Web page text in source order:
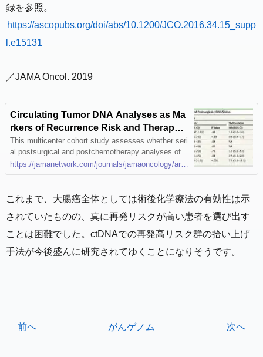
録を参照。
https://ascopubs.org/doi/abs/10.1200/JCO.2016.34.15_supp
l.e15131
／JAMA Oncol. 2019
Circulating Tumor DNA Analyses as Ma
rkers of Recurrence Risk and Therapy
Benefit in Colon Cancer
This multicenter cohort study assesses whether seri
al postsurgical and postchemotherapy analyses of c
irculating tumor DNA levels could provide a real-time
indication of adjuvant therapy efficacy in patients wit
https://jamanetwork.com/journals/jamaoncology/article-abstract/2752788
これまで、大腸癌全体としては術後化学療法の有効性は示
されていたものの、真に再発リスクが高い患者を選び出す
ことは困難でした。ctDNAでの再発高リスク群の拾い上げ
手法が今後盛んに研究されてゆくことになりそうです。
前へ 次へ
がんゲノム